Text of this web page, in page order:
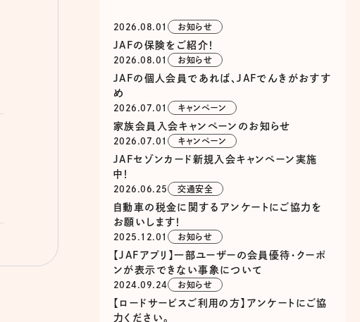
2026.08.01 お知らせ
JAFの保険をご紹介！
2026.08.01 お知らせ
JAFの個人会員であれば、JAFでんきがおすす
め
2026.07.01 キャンペーン
家族会員入会キャンペーンのお知らせ
2026.07.01 キャンペーン
JAFセゾンカード新規入会キャンペーン実施
中！
2026.06.25 交通安全
自動車の税金に関するアンケートにご協力を
お願いします！
2025.12.01 お知らせ
【JAFアプリ】一部ユーザーの会員優待・クーポ
ンが表示できない事象について
2024.09.24 お知らせ
【ロードサービスご利用の方】アンケートにご協
力ください。